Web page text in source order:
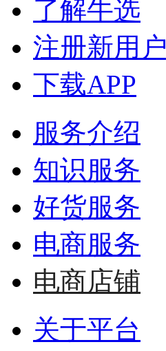
了解牛选
注册新用户
下载APP
服务介绍
知识服务
好货服务
电商服务
电商店铺
关于平台